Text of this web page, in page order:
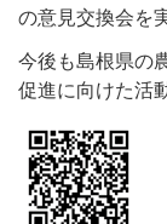
の意見交換会を
今後も島根県の
促進に向けた活